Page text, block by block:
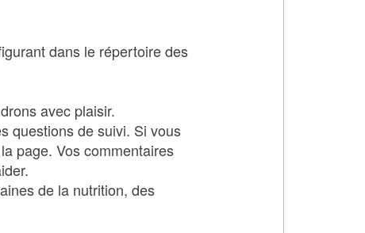
dans le répertoire des
avec plaisir.
questions de suivi. Si vous
page. Vos commentaires
de la nutrition, des